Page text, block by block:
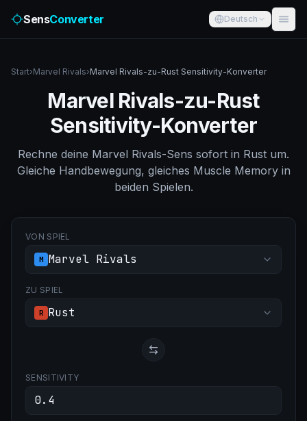
SensConverter Deutsch
Start›Marvel Rivals›Marvel Rivals-zu-Rust Sensitivity-Konverter
Marvel Rivals-zu-Rust
Sensitivity-Konverter
Rechne deine Marvel Rivals-Sens sofort in Rust um.
Gleiche Handbewegung, gleiches Muscle Memory in
beiden Spielen.
VON SPIEL
M Marvel Rivals
ZU SPIEL
R Rust
SENSITIVITY